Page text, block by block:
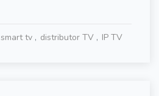
smart tv distributor TV IP TV